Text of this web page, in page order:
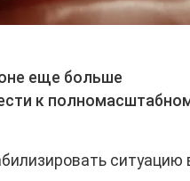
еще больше
к
ситуацию